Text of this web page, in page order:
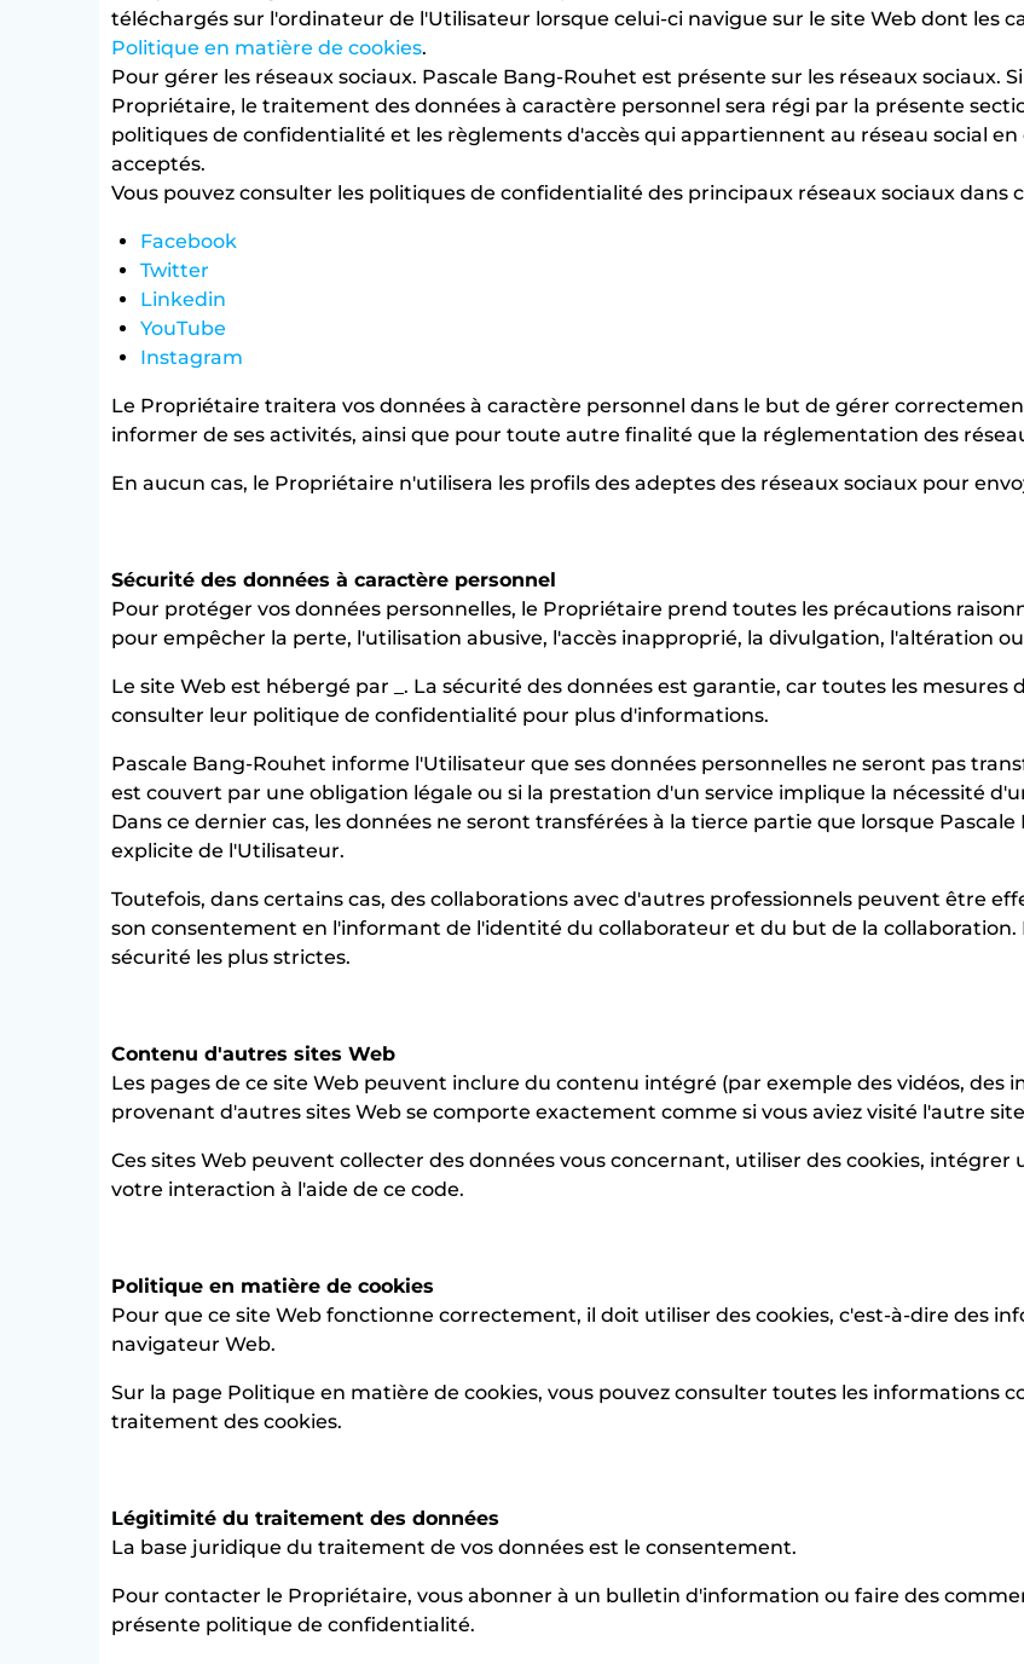
téléchargés sur l'ordinateur de l'Utilisateur lorsque celui-ci navigue sur le site Web dont les
Politique en matière de cookies.
Pour gérer les réseaux sociaux. Pascale Bang-Rouhet est présente sur les réseaux sociaux.
Propriétaire, le traitement des données à caractère personnel sera régi par la présente
politiques de confidentialité et les règlements d'accès qui appartiennent au réseau social
acceptés.
Vous pouvez consulter les politiques de confidentialité des principaux réseaux sociaux dans
Facebook
Twitter
Linkedin
YouTube
Instagram
Le Propriétaire traitera vos données à caractère personnel dans le but de gérer
informer de ses activités, ainsi que pour toute autre finalité que la réglementation des
En aucun cas, le Propriétaire n'utilisera les profils des adeptes des réseaux sociaux pour
Sécurité des données à caractère personnel
Pour protéger vos données personnelles, le Propriétaire prend toutes les précautions
pour empêcher la perte, l'utilisation abusive, l'accès inapproprié, la divulgation, l'altération
Le site Web est hébergé par _. La sécurité des données est garantie, car toutes les mesures
consulter leur politique de confidentialité pour plus d'informations.
Pascale Bang-Rouhet informe l'Utilisateur que ses données personnelles ne seront pas
est couvert par une obligation légale ou si la prestation d'un service implique la nécessité
Dans ce dernier cas, les données ne seront transférées à la tierce partie que lorsque
explicite de l'Utilisateur.
Toutefois, dans certains cas, des collaborations avec d'autres professionnels peuvent être
son consentement en l'informant de l'identité du collaborateur et du but de la collaboration.
sécurité les plus strictes.
Contenu d'autres sites Web
Les pages de ce site Web peuvent inclure du contenu intégré (par exemple des vidéos, des
provenant d'autres sites Web se comporte exactement comme si vous aviez visité l'autre
Ces sites Web peuvent collecter des données vous concernant, utiliser des cookies,
votre interaction à l'aide de ce code.
Politique en matière de cookies
Pour que ce site Web fonctionne correctement, il doit utiliser des cookies, c'est-à-dire des
navigateur Web.
Sur la page Politique en matière de cookies, vous pouvez consulter toutes les informations
traitement des cookies.
Légitimité du traitement des données
La base juridique du traitement de vos données est le consentement.
Pour contacter le Propriétaire, vous abonner à un bulletin d'information ou faire des
présente politique de confidentialité.